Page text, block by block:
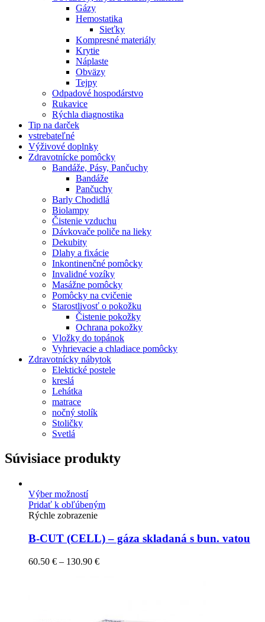
Gázy
Hemostatika
Sieťky
Kompresné materiály
Krytie
Náplaste
Obväzy
Tejpy
Odpadové hospodárstvo
Rukavice
Rýchla diagnostika
Tip na darček
vstrebateľné
Výživové doplnky
Zdravotnícke pomôcky
Bandáže, Pásy, Pančuchy
Bandáže
Pančuchy
Barly Chodidlá
Biolampy
Čistenie vzduchu
Dávkovače poliče na lieky
Dekubity
Dlahy a fixácie
Inkontinenčné pomôcky
Invalidné vozíky
Masážne pomôcky
Pomôcky na cvičenie
Starostlivosť o pokožku
Čistenie pokožky
Ochrana pokožky
Vložky do topánok
Vyhrievacie a chladiace pomôcky
Zdravotnícky nábytok
Elektické postele
kreslá
Lehátka
matrace
nočný stolík
Stoličky
Svetlá
Súvisiace produkty
Výber možností
Pridať k obľúbeným
Rýchle zobrazenie
B-CUT (CELL) – gáza skladaná s bun. vatou
60.50 € – 130.90 €